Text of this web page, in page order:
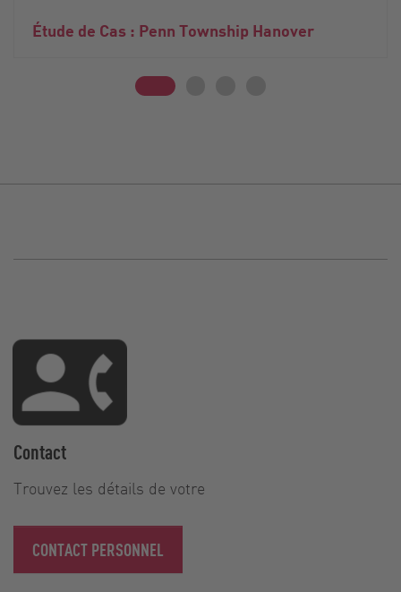
Étude de Cas : Penn Township Hanover
Contact
Trouvez les détails de votre
CONTACT PERSONNEL